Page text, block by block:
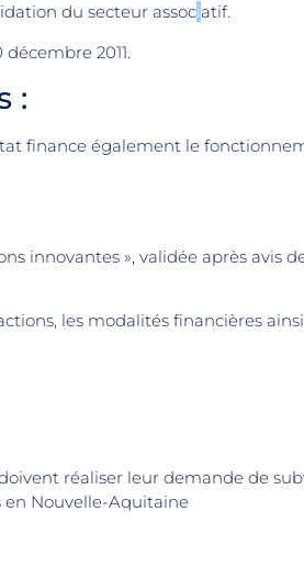
du secteur associatif.
2011.
:
finance également le
innovantes », validée après avis
les modalités financières
réaliser leur demande de
en Nouvelle-Aquitaine